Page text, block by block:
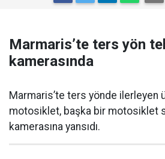
Marmaris’te ters yön
kamerasında
Marmaris’te ters yönde ilerleyen
motosiklet, başka bir motosiklet
kamerasına yansıdı.